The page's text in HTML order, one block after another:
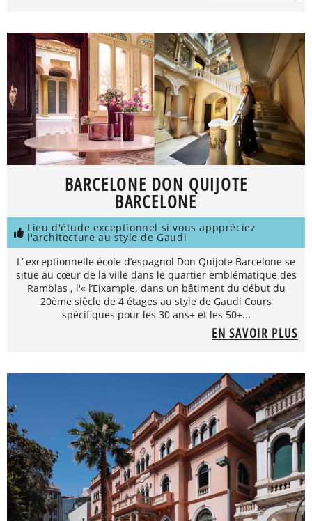
BARCELONE DON QUIJOTE
BARCELONE
Lieu d'étude exceptionnel si vous apppréciez
l'architecture au style de Gaudi
L’ exceptionnelle école d’espagnol Don Quijote Barcelone se
situe au cœur de la ville dans le quartier emblématique des
Ramblas , l'« l’Eixample, dans un bâtiment du début du
20ème siècle de 4 étages au style de Gaudi Cours
spécifiques pour les 30 ans+ et les 50+...
EN SAVOIR PLUS